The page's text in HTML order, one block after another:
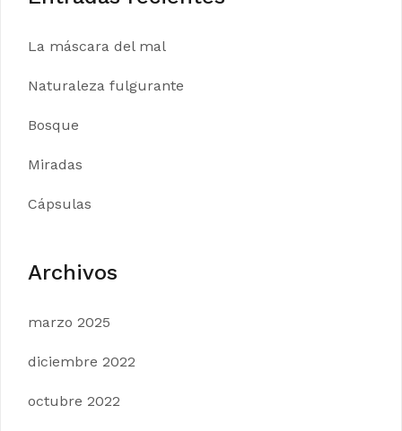
La máscara del mal
Naturaleza fulgurante
Bosque
Miradas
Cápsulas
Archivos
marzo 2025
diciembre 2022
octubre 2022